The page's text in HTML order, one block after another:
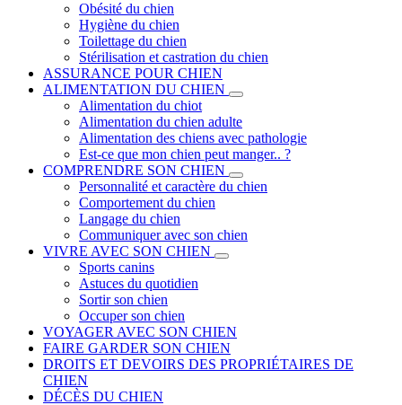
Obésité du chien
Hygiène du chien
Toilettage du chien
Stérilisation et castration du chien
ASSURANCE POUR CHIEN
ALIMENTATION DU CHIEN
Alimentation du chiot
Alimentation du chien adulte
Alimentation des chiens avec pathologie
Est-ce que mon chien peut manger.. ?
COMPRENDRE SON CHIEN
Personnalité et caractère du chien
Comportement du chien
Langage du chien
Communiquer avec son chien
VIVRE AVEC SON CHIEN
Sports canins
Astuces du quotidien
Sortir son chien
Occuper son chien
VOYAGER AVEC SON CHIEN
FAIRE GARDER SON CHIEN
DROITS ET DEVOIRS DES PROPRIÉTAIRES DE
CHIEN
DÉCÈS DU CHIEN